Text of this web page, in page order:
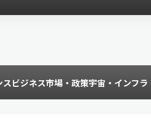
スビジネス市場・政策宇宙・インフラ